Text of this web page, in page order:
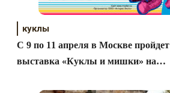
куклы
C 9 по 11 апреля в Москве пройдет
выставка «Куклы и мишки» на